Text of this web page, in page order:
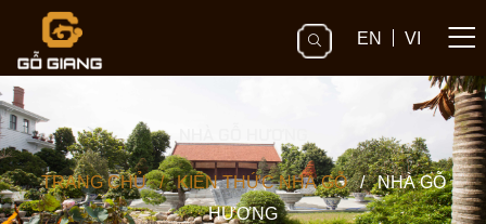
EN VI
TRANG CHỦ / KIẾN THỨC NHÀ GỖ /
NHÀ GỖ
HƯƠNG